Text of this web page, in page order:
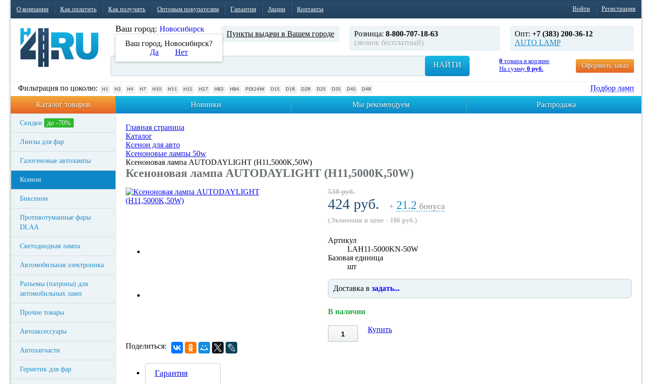
О компании Как оплатить Как получить Оптовым покупателям Гарантия Акции Контакты Войти Регистрация
Ваш город: Новосибирск
Ваш город, Новосибирск?
Да
Нет
Пункты выдачи в Вашем городе Розница: 8-800-707-18-63
(звонок бесплатный)
Опт: +7 (383) 200-36-12
AUTO LAMP
НАЙТИ 0 товара в корзине
На сумму 0 руб. Оформить заказ
Фильтрация по цоколю: H1 H3 H4 H7 H10 H11 H15 H27 HB3 HB4 PSX24W D1S D1R D2R D2S D3S D4S D4R
Подбор ламп
Каталог товаров
Новинки Мы рекомендуем Распродажа
Скидки до -70%
Линзы для фар
Галогеновые автолампы
Ксенон
Биксенон
Противотуманные фары
DLAA
Светодиодная лампа
Автомобильная электроника
Разъемы (патроны) для
автомобильных ламп
Прочие товары
Автоаксессуары
Автозапчасти
Герметик для фар
Главная страница
Каталог
Ксенон для авто
Ксеноновые лампы 50w
Ксеноновая лампа AUTODAYLIGHT (H11,5000K,50W)
Ксеноновая лампа AUTODAYLIGHT (H11,5000K,50W)
530 руб.
424 руб. + 21.2 бонуса
(Экономия в цене - 106 руб.)
Артикул
LAH11-5000KN-50W
Базовая единица
шт
Доставка в задать...
В наличии
Купить
Поделиться:
Гарантия